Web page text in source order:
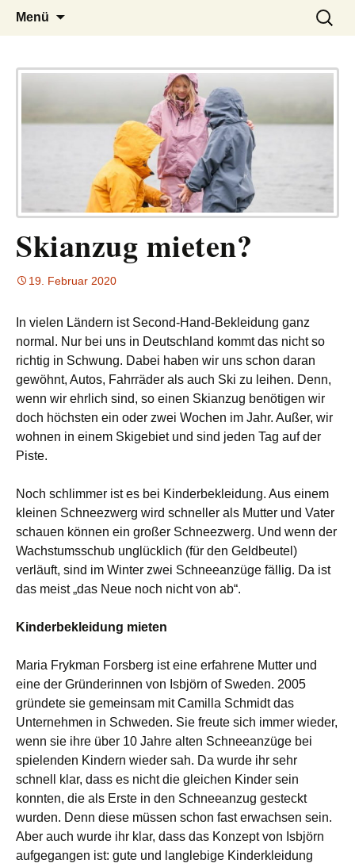
LUCKX
– das Magazin
Menü
Suchen
nach:
Skianzug mieten?
19. Februar 2020
In vielen Ländern ist Second-Hand-Bekleidung ganz
normal. Nur bei uns in Deutschland kommt das nicht so
richtig in Schwung. Dabei haben wir uns schon daran
gewöhnt, Autos, Fahrräder als auch Ski zu leihen. Denn,
wenn wir ehrlich sind, so einen Skianzug benötigen wir
doch höchsten ein oder zwei Wochen im Jahr. Außer, wir
wohnen in einem Skigebiet und sind jeden Tag auf der
Piste.
Noch schlimmer ist es bei Kinderbekleidung. Aus einem
kleinen Schneezwerg wird schneller als Mutter und Vater
schauen können ein großer Schneezwerg. Und wenn der
Wachstumsschub unglücklich (für den Geldbeutel)
verläuft, sind im Winter zwei Schneeanzüge fällig. Da ist
das meist „das Neue noch nicht von ab“.
Kinderbekleidung mieten
Maria Frykman Forsberg ist eine erfahrene Mutter und
eine der Gründerinnen von Isbjörn of Sweden. 2005
gründete sie gemeinsam mit Camilla Schmidt das
Unternehmen in Schweden. Sie freute sich immer wieder,
wenn sie ihre über 10 Jahre alten Schneeanzüge bei
spielenden Kindern wieder sah. Da wurde ihr sehr
schnell klar, dass es nicht die gleichen Kinder sein
konnten, die als Erste in den Schneeanzug gesteckt
wurden. Denn diese müssen schon fast erwachsen sein.
Aber auch wurde ihr klar, dass das Konzept von Isbjörn
aufgegangen ist: gute und langlebige Kinderkleidung